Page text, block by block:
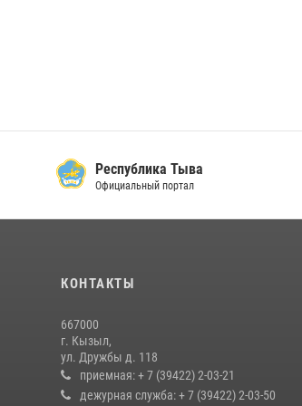
Республика Тыва
Официальный портал
КОНТАКТЫ
667000
г. Кызыл,
ул. Дружбы д. 118
приемная: + 7 (39422) 2-03-21
дежурная служба: + 7 (39422) 2-03-50